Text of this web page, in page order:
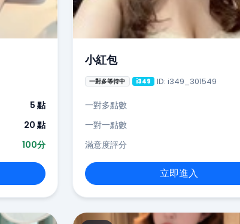
5 點
20 點
100分
小紅包
一對多等待中 i349 ID: i349_301549
一對多點數
一對一點數
滿意度評分
立即進入